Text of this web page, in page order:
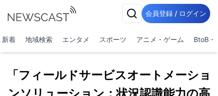
会員登録 / ログイン
新着 地域検索 エンタメ スポーツ アニメ・ゲーム BtoB・
「フィールドサービスオートメーショ